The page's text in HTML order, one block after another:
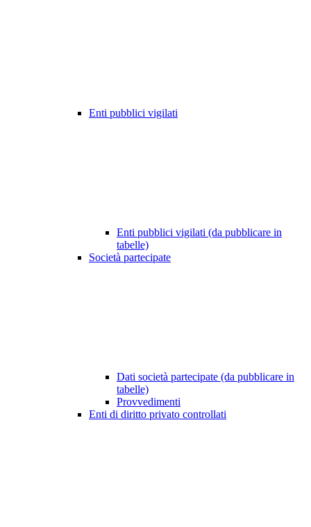
Enti pubblici vigilati
Enti pubblici vigilati (da pubblicare in
tabelle)
Società partecipate
Dati società partecipate (da pubblicare in
tabelle)
Provvedimenti
Enti di diritto privato controllati